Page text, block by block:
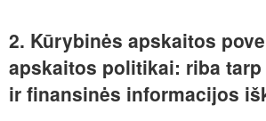
2. Kūrybinės apskaitos
apskaitos politikai: riba
ir finansinės informacijos